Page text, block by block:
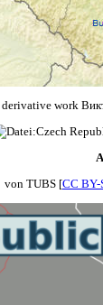
work
von TUBS [CC BY-